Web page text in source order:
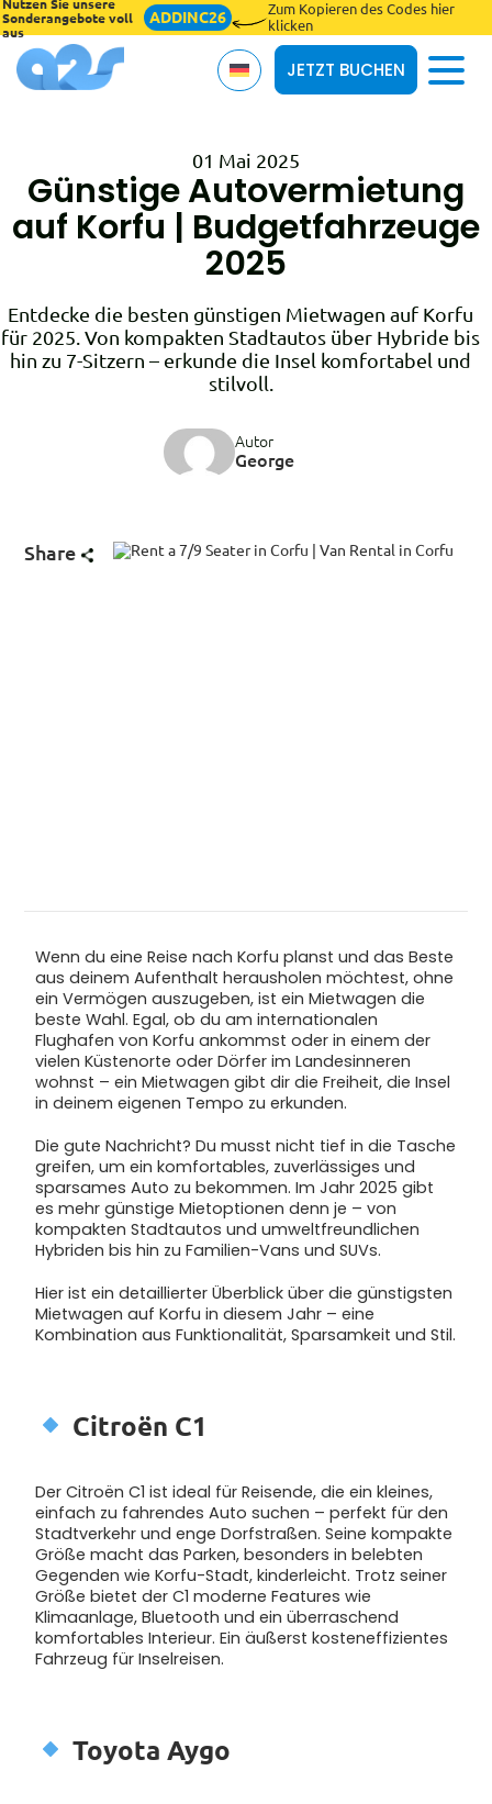
Nutzen Sie unsere
Sonderangebote voll
aus
ADDINC26
Zum Kopieren des Codes hier
klicken
JETZT BUCHEN
Über uns
Allgemeine Geschäftsbedingungen
Versicherungen
Online-Check-in
01 Mai 2025
Günstige Autovermietung
auf Korfu | Budgetfahrzeuge
2025
Entdecke die besten günstigen Mietwagen auf Korfu
für 2025. Von kompakten Stadtautos über Hybride bis
hin zu 7-Sitzern – erkunde die Insel komfortabel und
stilvoll.
Autor
George
Share
Wenn du eine Reise nach Korfu planst und das Beste
aus deinem Aufenthalt herausholen möchtest, ohne
ein Vermögen auszugeben, ist ein Mietwagen die
beste Wahl. Egal, ob du am internationalen
Flughafen von Korfu ankommst oder in einem der
vielen Küstenorte oder Dörfer im Landesinneren
wohnst – ein Mietwagen gibt dir die Freiheit, die Insel
in deinem eigenen Tempo zu erkunden.
Die gute Nachricht? Du musst nicht tief in die Tasche
greifen, um ein komfortables, zuverlässiges und
sparsames Auto zu bekommen. Im Jahr 2025 gibt
es mehr günstige Mietoptionen denn je – von
kompakten Stadtautos und umweltfreundlichen
Hybriden bis hin zu Familien-Vans und SUVs.
Hier ist ein detaillierter Überblick über die günstigsten
Mietwagen auf Korfu in diesem Jahr – eine
Kombination aus Funktionalität, Sparsamkeit und Stil.
Citroën C1
Der Citroën C1 ist ideal für Reisende, die ein kleines,
einfach zu fahrendes Auto suchen – perfekt für den
Stadtverkehr und enge Dorfstraßen. Seine kompakte
Größe macht das Parken, besonders in belebten
Gegenden wie Korfu-Stadt, kinderleicht. Trotz seiner
Größe bietet der C1 moderne Features wie
Klimaanlage, Bluetooth und ein überraschend
komfortables Interieur. Ein äußerst kosteneffizientes
Fahrzeug für Inselreisen.
Toyota Aygo